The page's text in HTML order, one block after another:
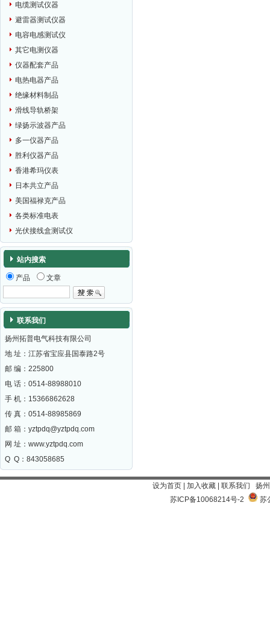
电缆测试仪器
避雷器测试仪器
电容电感测试仪
其它电测仪器
仪器配套产品
电热电器产品
绝缘材料制品
滑线导轨桥架
绿扬示波器产品
多一仪器产品
胜利仪器产品
香港希玛仪表
日本共立产品
美国福禄克产品
各类标准电表
光伏接线盒测试仪
站内搜索
产品 文章
联系我们
扬州拓普电气科技有限公司
地 址：江苏省宝应县国泰路2号
邮 编： 225800
电 话：0514-88988010
手 机：15366862628
传 真：0514-88985869
邮 箱： yztpdq@yztpdq.com
网 址： www.yztpdq.com
Q Q：843058685
设为首页 加入收藏 联系我们 扬
苏ICP备10068214号-2
苏